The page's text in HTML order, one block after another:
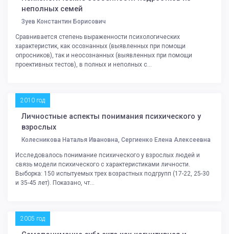
неполных семей
Зуев Константин Борисович
Сравнивается степень выраженности психологических
характеристик, как осознанных (выявленных при помощи
опросников), так и неосознанных (выявленных при помощи
проективных тестов), в полных и неполных с...
2010 год
Личностные аспекты понимания психического у
взрослых
Колесникова Наталья Ивановна, Сергиенко Елена Алексеевна
Исследовалось понимание психического у взрослых людей и
связь модели психического с характеристиками личности.
Выборка: 150 испытуемых трех возрастных подгрупп (17-22, 25-30
и 35-45 лет). Показано, чт...
2005 год